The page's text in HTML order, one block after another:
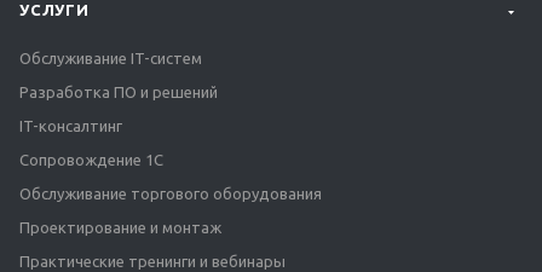
УСЛУГИ
Обслуживание IT-систем
Разработка ПО и решений
IT-консалтинг
Сопровождение 1С
Обслуживание торгового оборудования
Проектирование и монтаж
Практические тренинги и вебинары